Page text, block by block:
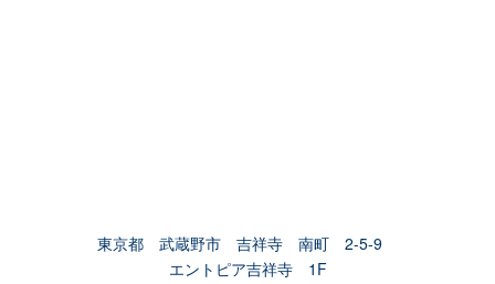
東京都 武蔵野市 吉祥寺 南町 2-5-9
エントピア吉祥寺 1F